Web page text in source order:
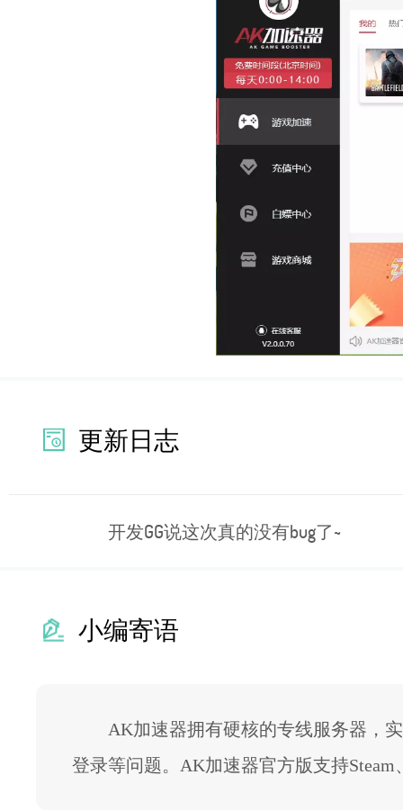
更新日志
开发GG说这次真的没有bug了~
小编寄语
AK加速器拥有硬核的专线服务器，
登录等问题。AK加速器官方版支持